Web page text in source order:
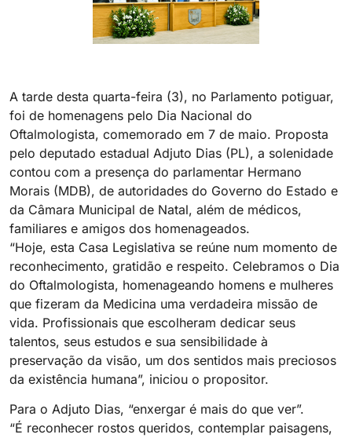
A tarde desta quarta-feira (3), no Parlamento potiguar,
foi de homenagens pelo Dia Nacional do
Oftalmologista, comemorado em 7 de maio. Proposta
pelo deputado estadual Adjuto Dias (PL), a solenidade
contou com a presença do parlamentar Hermano
Morais (MDB), de autoridades do Governo do Estado e
da Câmara Municipal de Natal, além de médicos,
familiares e amigos dos homenageados.
“Hoje, esta Casa Legislativa se reúne num momento de
reconhecimento, gratidão e respeito. Celebramos o Dia
do Oftalmologista, homenageando homens e mulheres
que fizeram da Medicina uma verdadeira missão de
vida. Profissionais que escolheram dedicar seus
talentos, seus estudos e sua sensibilidade à
preservação da visão, um dos sentidos mais preciosos
da existência humana”, iniciou o propositor.
Para o Adjuto Dias, “enxergar é mais do que ver”.
“É reconhecer rostos queridos, contemplar paisagens,